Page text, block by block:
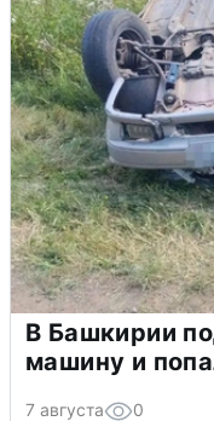
В Башкирии
машину и
7 августа 0